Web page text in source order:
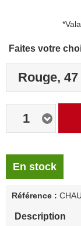
Faites votre
Rouge, 47
1
En stock
Référence :
Description